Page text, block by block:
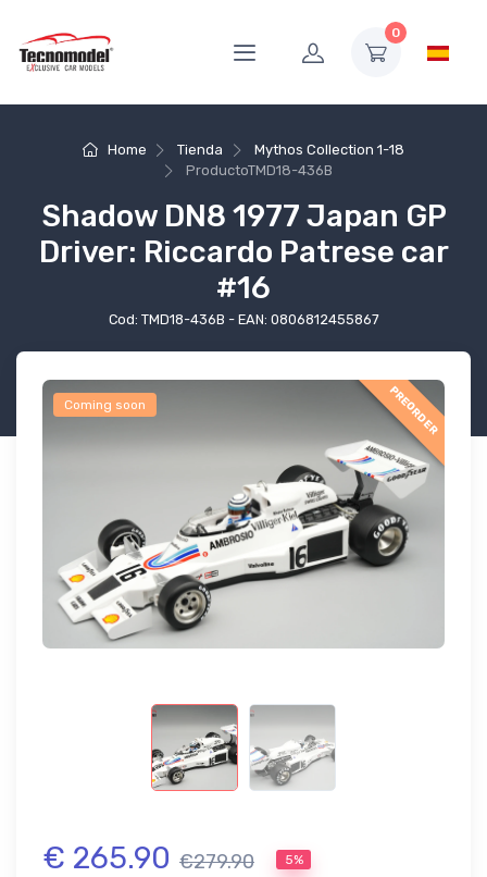
0
Home Tienda
Mythos Collection 1-18
ProductoTMD18-436B
Shadow DN8 1977 Japan GP
Driver: Riccardo Patrese car
#16
Cod: TMD18-436B - EAN: 0806812455867
Coming soon PREORDER
€ 265.90 €279.90 5%